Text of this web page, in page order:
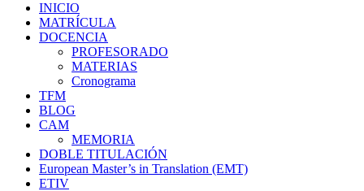
INICIO
MATRÍCULA
DOCENCIA
PROFESORADO
MATERIAS
Cronograma
TFM
BLOG
CAM
MEMORIA
DOBLE TITULACIÓN
European Master’s in Translation (EMT)
ETIV